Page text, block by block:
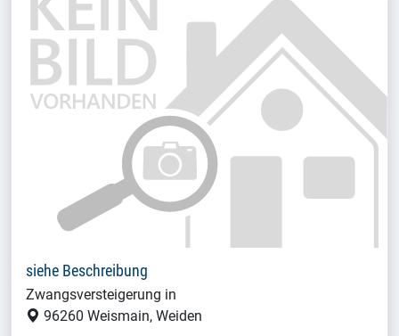
siehe Beschreibung
Zwangsversteigerung in
96260 Weismain, Weiden